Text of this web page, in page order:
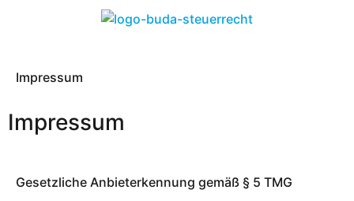
Impressum
Impressum
Gesetzliche Anbieterkennung gemäß § 5 TMG